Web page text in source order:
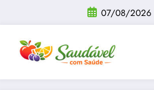
o
conteúdo
07/08/2026